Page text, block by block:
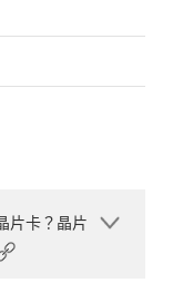
片卡？晶片